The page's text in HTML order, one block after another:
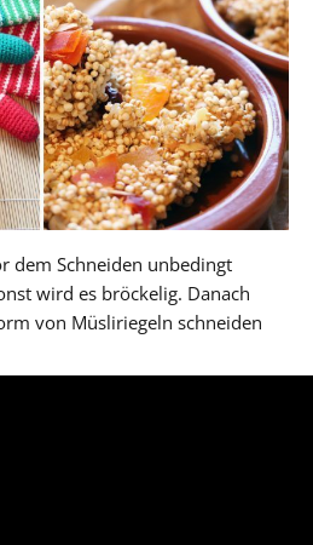
dem Schneiden unbedingt
wird es bröckelig. Danach
von Müsliriegeln schneiden